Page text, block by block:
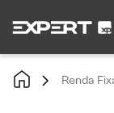
Renda